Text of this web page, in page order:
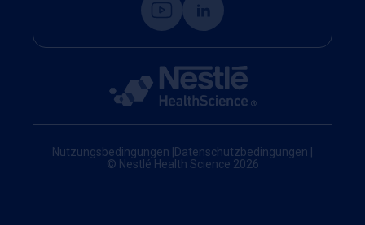
Nutzungsbedingungen Datenschutzbedingungen
© Nestlé Health Science 2026